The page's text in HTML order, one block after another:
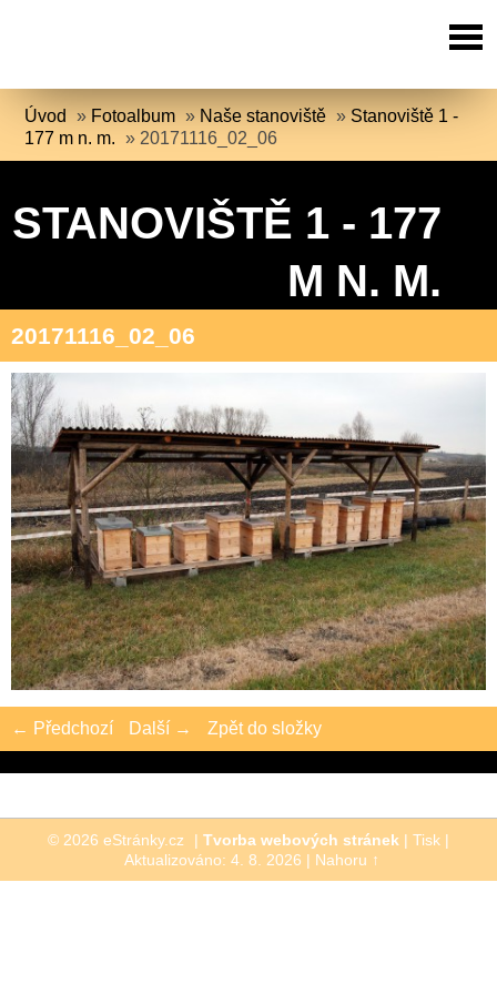
Úvod » Fotoalbum » Naše stanoviště » Stanoviště 1 -
177 m n. m. » 20171116_02_06
STANOVIŠTĚ 1 - 177
M N. M.
20171116_02_06
← Předchozí Další → Zpět do složky
© 2026 eStránky.cz | Tvorba webových stránek | Tisk |
Aktualizováno: 4. 8. 2026 | Nahoru ↑